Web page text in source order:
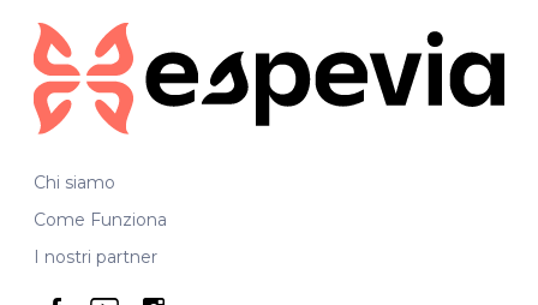
Chi siamo
Come Funziona
I nostri partner